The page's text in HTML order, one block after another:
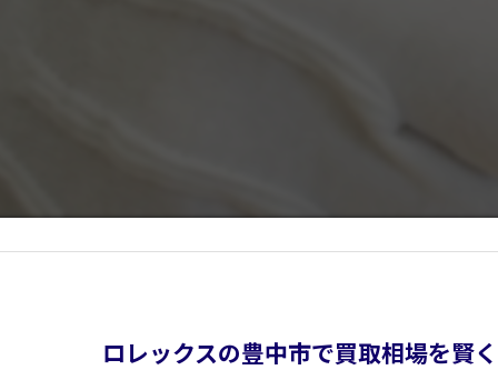
ロレックスの豊中市で買取相場を賢